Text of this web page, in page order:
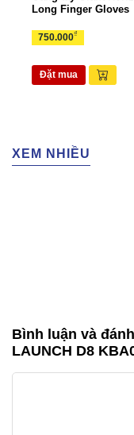
Long Finger Gloves
750.000₫
Đặt mua
XEM NHIỀU
Bình luận và
LAUNCH D8